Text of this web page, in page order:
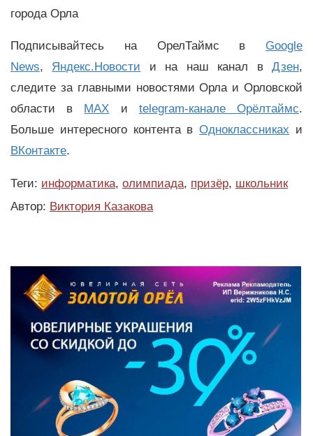
города Орла
Подписывайтесь на ОрелТаймс в Google
News, Яндекс.Новости и на наш канал вДзен,
следите за главными новостями Орла и Орловской
области в MAX и telegram-канале Орёлтаймс.
Больше интересного контента вОдноклассниках и
ВКонтакте.
Теги: информатика, олимпиада, призёр, школьник
Автор: Виктория Казакова